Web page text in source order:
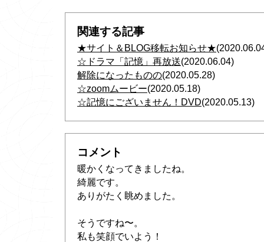
関連する記事
★サイト＆BLOG移転お知らせ★
☆ドラマ「記憶」再放送(2020.06.04)
解除になったものの(2020.05.28)
☆zoomムービー(2020.05.18)
☆記憶にございません！DVD(2020.05.13)
コメント
暖かくなってきましたね。
綺麗です。
ありがたく眺めました。
そうですね〜。
私も笑顔でいよう！